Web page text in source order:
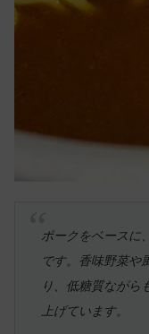
ポークをベースに
です。香味野菜や
り、低糖質ながら
上げています。